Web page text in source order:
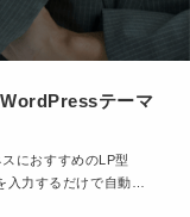
テーマ
入力するだけで自動…